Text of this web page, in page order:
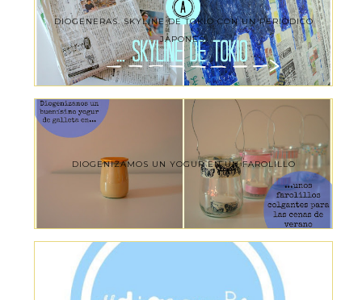
DIOGENERAS. SKYLINE DE TOKIO CON UN PERIÓDICO
JAPONÉS.
DIOGENIZAMOS UN YOGUR EN UN FAROLILLO